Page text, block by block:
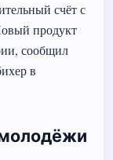
счёт с
продукт
сообщил
в